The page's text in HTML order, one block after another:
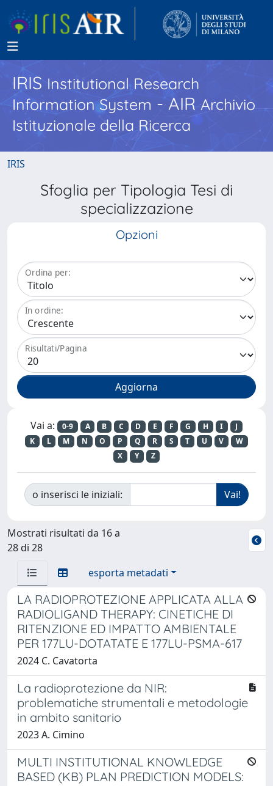
IRISInstitutional Research
Information System - AIR Archivio
Istituzionale della Ricerca
IRIS
Sfoglia per Tipologia Tesi di
specializzazione
Opzioni
Ordina per:
In ordine:
Risultati/Pagina
Vai a: 0-9 A B C D E F G H I
J
K
L M N O P Q R S T U V
W
X
Y Z
o inserisci le iniziali:
Mostrati risultati da 16 a
28 di 28
esporta metadati
LA RADIOPROTEZIONE APPLICATA ALLA
RADIOLIGAND THERAPY: CINETICHE DI
RITENZIONE ED IMPATTO AMBIENTALE
PER 177LU-DOTATATE E 177LU-PSMA-617
2024 C. Cavatorta
La radioprotezione da NIR:
problematiche strumentali e metodologie
in ambito sanitario
2023 A. Cimino
MULTI INSTITUTIONAL KNOWLEDGE
BASED (KB) PLAN PREDICTION MODELS: